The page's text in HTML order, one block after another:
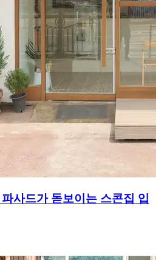
사드가 돋보이는 스콘집 입